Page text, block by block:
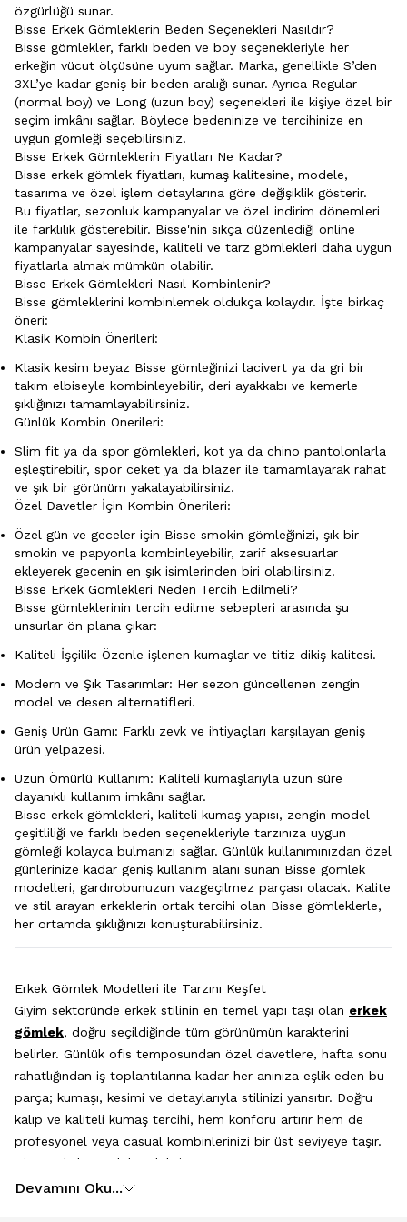
özgürlüğü sunar.
Bisse Erkek Gömleklerin Beden Seçenekleri Nasıldır?
Bisse gömlekler, farklı beden ve boy seçenekleriyle her
erkeğin vücut ölçüsüne uyum sağlar. Marka, genellikle S’den
3XL’ye kadar geniş bir beden aralığı sunar. Ayrıca Regular
(normal boy) ve Long (uzun boy) seçenekleri ile kişiye özel bir
seçim imkânı sağlar. Böylece bedeninize ve tercihinize en
uygun gömleği seçebilirsiniz.
Bisse Erkek Gömleklerin Fiyatları Ne Kadar?
Bisse erkek gömlek fiyatları, kumaş kalitesine, modele,
tasarıma ve özel işlem detaylarına göre değişiklik gösterir.
Bu fiyatlar, sezonluk kampanyalar ve özel indirim dönemleri
ile farklılık gösterebilir. Bisse'nin sıkça düzenlediği online
kampanyalar sayesinde, kaliteli ve tarz gömlekleri daha uygun
fiyatlarla almak mümkün olabilir.
Bisse Erkek Gömlekleri Nasıl Kombinlenir?
Bisse gömleklerini kombinlemek oldukça kolaydır. İşte birkaç
öneri:
Klasik Kombin Önerileri:
Klasik kesim beyaz Bisse gömleğinizi lacivert ya da gri bir
takım elbiseyle kombinleyebilir, deri ayakkabı ve kemerle
şıklığınızı tamamlayabilirsiniz.
Günlük Kombin Önerileri:
Slim fit ya da spor gömlekleri, kot ya da chino pantolonlarla
eşleştirebilir, spor ceket ya da blazer ile tamamlayarak rahat
ve şık bir görünüm yakalayabilirsiniz.
Özel Davetler İçin Kombin Önerileri:
Özel gün ve geceler için Bisse smokin gömleğinizi, şık bir
smokin ve papyonla kombinleyebilir, zarif aksesuarlar
ekleyerek gecenin en şık isimlerinden biri olabilirsiniz.
Bisse Erkek Gömlekleri Neden Tercih Edilmeli?
Bisse gömleklerinin tercih edilme sebepleri arasında şu
unsurlar ön plana çıkar:
Kaliteli İşçilik: Özenle işlenen kumaşlar ve titiz dikiş kalitesi.
Modern ve Şık Tasarımlar: Her sezon güncellenen zengin
model ve desen alternatifleri.
Geniş Ürün Gamı: Farklı zevk ve ihtiyaçları karşılayan geniş
ürün yelpazesi.
Uzun Ömürlü Kullanım: Kaliteli kumaşlarıyla uzun süre
dayanıklı kullanım imkânı sağlar.
Bisse erkek gömlekleri, kaliteli kumaş yapısı, zengin model
çeşitliliği ve farklı beden seçenekleriyle tarzınıza uygun
gömleği kolayca bulmanızı sağlar. Günlük kullanımınızdan özel
günlerinize kadar geniş kullanım alanı sunan Bisse gömlek
modelleri, gardırobunuzun vazgeçilmez parçası olacak. Kalite
ve stil arayan erkeklerin ortak tercihi olan Bisse gömleklerle,
her ortamda şıklığınızı konuşturabilirsiniz.
Erkek Gömlek Modelleri ile Tarzını Keşfet
Giyim sektöründe erkek stilinin en temel yapı taşı olan erkek
gömlek, doğru seçildiğinde tüm görünümün karakterini
belirler. Günlük ofis temposundan özel davetlere, hafta sonu
rahatlığından iş toplantılarına kadar her anınıza eşlik eden bu
parça; kumaşı, kesimi ve detaylarıyla stilinizi yansıtır. Doğru
kalıp ve kaliteli kumaş tercihi, hem konforu artırır hem de
profesyonel veya casual kombinlerinizi bir üst seviyeye taşır.
Bisse Erkek Gömlek Koleksiyonu
Bisse koleksiyonu, modern erkeğin gardırobundaki tüm
Devamını Oku...